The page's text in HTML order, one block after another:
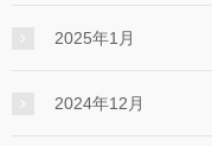
2025年1月
2024年12月